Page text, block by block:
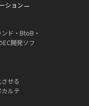
ション
ド・BtoB・
EC開発ソフ
せる
ルテ